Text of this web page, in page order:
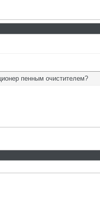
пенным очистителем?